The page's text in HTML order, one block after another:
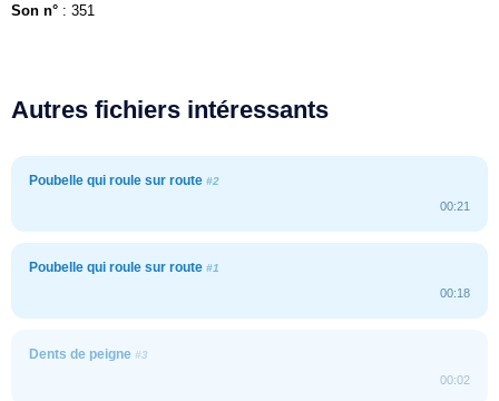
Son n° : 351
Autres fichiers intéressants
Poubelle qui roule sur route #2
00:21
Poubelle qui roule sur route #1
00:18
Dents de peigne #3
00:02